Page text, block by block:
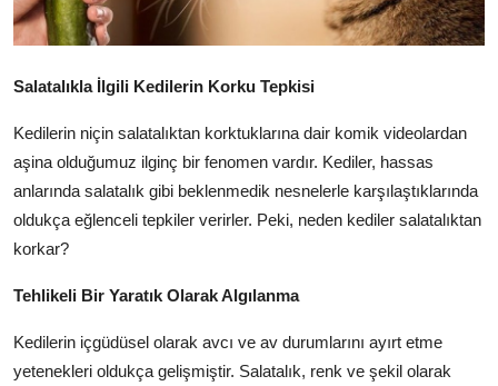
Salatalıkla İlgili Kedilerin Korku Tepkisi
Kedilerin niçin salatalıktan korktuklarına dair komik videolardan
aşina olduğumuz ilginç bir fenomen vardır. Kediler, hassas
anlarında salatalık gibi beklenmedik nesnelerle karşılaştıklarında
oldukça eğlenceli tepkiler verirler. Peki, neden kediler salatalıktan
korkar?
Tehlikeli Bir Yaratık Olarak Algılanma
Kedilerin içgüdüsel olarak avcı ve av durumlarını ayırt etme
yetenekleri oldukça gelişmiştir. Salatalık, renk ve şekil olarak